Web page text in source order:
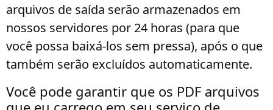
arquivos de saída serão armazenados em
nossos servidores por 24 horas (para que
você possa baixá-los sem pressa), após o que
também serão excluídos automaticamente.
Você pode garantir que os PDF arquivos